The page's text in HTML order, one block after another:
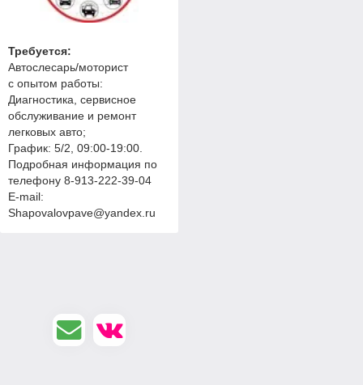
Требуется:
Автослесарь/моторист
с опытом работы:
Диагностика, сервисное
обслуживание и ремонт
легковых авто;
График: 5/2, 09:00-19:00.
Подробная информация по
телефону 8-913-222-39-04
E-mail:
Shapovalovpave@yandex.ru